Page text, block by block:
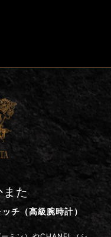
また
チ（高級腕時計）